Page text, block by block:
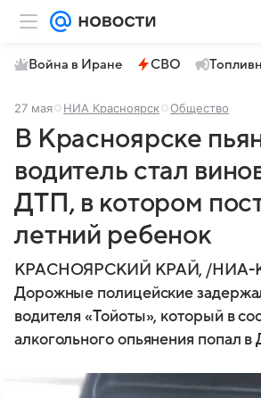
Война в Иране СВО
27 мая НИА Красноярск Общество
В Красноярске
водитель стал
ДТП, в котором
летний ребенок
КРАСНОЯРСКИЙ КРАЙ, /НИА-
Дорожные полицейские
водителя «Тойоты», который в
алкогольного опьянения попал в